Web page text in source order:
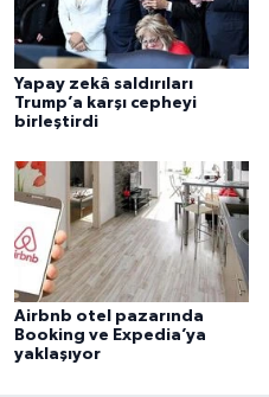
Yapay zekâ saldırıları
Trump’a karşı cepheyi
birleştirdi
Airbnb otel pazarında
Booking ve Expedia’ya
yaklaşıyor